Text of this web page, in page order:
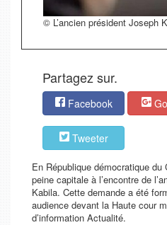
© L’ancien président Joseph
Partagez sur.
Facebook
Tweeter
En République démocratique
peine capitale à l’encontre de
Kabila. Cette demande a été
audience devant la Haute cour
d’information Actualité.